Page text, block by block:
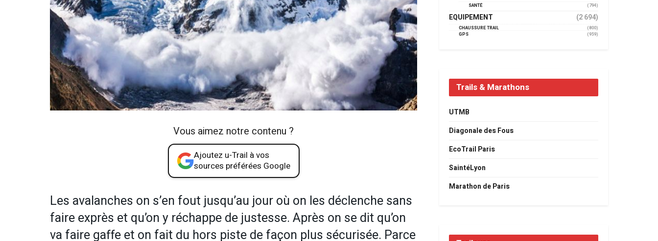
Vous aimez notre contenu ?
Ajoutez u-Trail à vos
sources préférées Google
Les avalanches on s’en fout jusqu’au jour où on les déclenche sans
faire exprès et qu’on y réchappe de justesse. Après on se dit qu’on
va faire gaffe et on fait du hors piste de façon plus sécurisée. Parce
SANTÉ
(794)
EQUIPEMENT (2 694)
CHAUSSURE TRAIL
(800)
GPS
(959)
Trails & Marathons
UTMB
Diagonale des Fous
EcoTrail Paris
SaintéLyon
Marathon de Paris